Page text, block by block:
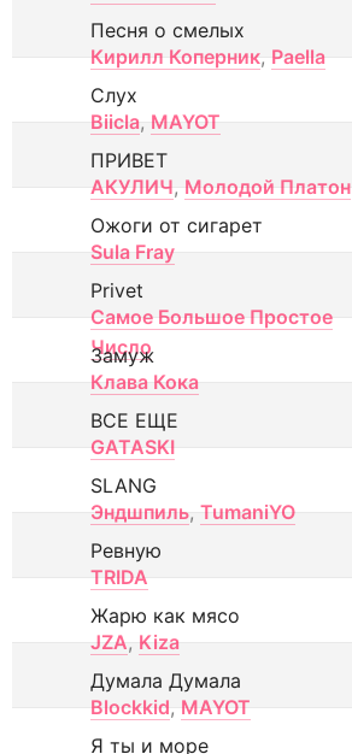
Песня о смелых
Кирилл Коперник, Paella
Слух
Biicla, MAYOT
ПРИВЕТ
АКУЛИЧ, Молодой Платон
Ожоги от сигарет
Sula Fray
Privet
Самое Большое Простое
Число
Замуж
Клава Кока
ВСЕ ЕЩЕ
GATASKI
SLANG
Эндшпиль, TumaniYO
Ревную
TRIDA
Жарю как мясо
JZA, Kiza
Думала Думала
Blockkid, MAYOT
Я ты и море